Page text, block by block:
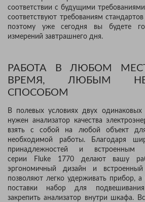
соответствии с будущими
соответствуют требованиям
поэтому уже сегодня вы будете
измерений завтрашнего дня.
РАБОТА В ЛЮБОМ
ВРЕМЯ, ЛЮБЫМ
СПОСОБОМ
В полевых условиях двух
нужен анализатор качества
взять с собой на любой объект
необходимой работы. Благодаря
принадлежностей и встроенным
серии Fluke 1770 делают вашу
эргономичный дизайн и
позволяют легко удерживать прибор,
поставки набор для
закрепить анализатор внутри шкафа.